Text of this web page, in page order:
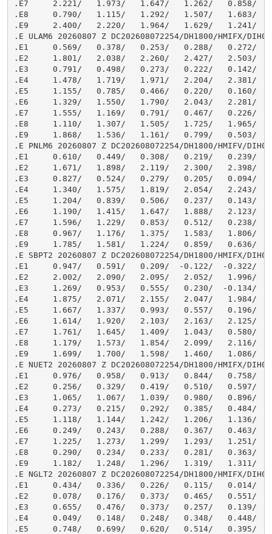
/   1.067/   1.039/   0.980/   0.896/   0.798/   0.691/   0.679/   0.560/   0.442/   0.343/   0.282
.E4     0.273/   0.215/   0.292/   0.385/   0.484/   0.583/   0.684/   0.783/   0.875/   0.955/   1.021/   1.075
.E5     1.118/   1.144/   1.242/   1.206/   1.136/   1.042/   0.933/   0.814/   0.685/   0.549/   0.417/   0.311
.E6     0.249/   0.243/   0.288/   0.367/   0.463/   0.570/   0.680/   0.693/   0.802/   0.901/   0.988/   1.062
.E7     1.225/   1.273/   1.299/   1.293/   1.251/   1.176/   1.075/   0.956/   0.823/   0.679/   0.531/   0.395
.E8     0.290/   0.234/   0.233/   0.281/   0.363/   0.464/   0.476/   0.592/   0.706/   0.815/   0.915/   1.104
.E9     1.182/   1.248/   1.296/   1.319/   1.311/   1.268/
.E NGLT2 20260807 Z DC202608072254/DH1800/HMIFX/DIH01
.E1     0.434/   0.336/   0.226/   0.115/   0.014/  -0.077/  -0.149/  -0.196/  -0.206/  -0.177/  -0.111/  -0.021
.E2     0.078/   0.176/   0.373/   0.465/   0.551/   0.624/   0.678/   0.712/   0.730/   0.736/   0.729/   0.705
.E3     0.655/   0.476/   0.373/   0.257/   0.139/   0.029/  -0.071/  -0.053/  -0.108/  -0.125/  -0.100/  -0.038
.E4     0.049/   0.148/   0.248/   0.348/   0.448/   0.541/   0.622/   0.684/   0.727/   0.753/   0.767/   0.768
.E5     0.748/   0.699/   0.620/   0.514/   0.395/   0.271/   0.153/   0.043/  -0.049/  -0.113/  -0.136/  -0.116
.E6    -0.057/   0.027/   0.124/   0.225/   0.329/   0.433/   0.531/   0.617/   0.683/   0.731/   0.764/   0.786
.E7     0.793/   0.778/   0.732/   0.653/   0.547/   0.426/   0.300/   0.177/   0.060/  -0.038/  -0.106/  -0.132
.E8    -0.113/  -0.056/   0.027/   0.123/   0.223/   0.326/   0.429/   0.526/   0.609/   0.674/   0.721/   0.756
.E9     0.781/   0.792/   0.781/   0.738/   0.663/   0.561/
.E PORT2 20260807 Z DC202608072254/DH1800/HMIFV/DIH01
.E1     1.020/   0.698/   0.459/   0.498/   0.000/  -0.137/  -0.197/  -0.165/  -0.050/   0.122/   0.324/   0.538
.E2     0.740/   0.903/   1.021/   1.106/   1.167/   1.195/   1.207/   1.216/   1.220/   1.207/   1.174/   1.124
.E3     1.046/   0.915/   0.722/   0.493/   0.258/   0.044/  -0.114/  -0.182/  -0.150/  -0.041/   0.122/   0.332
.E4     0.563/   0.774/   0.936/   1.055/   1.141/   1.195/   1.221/   1.239/   1.255/   1.258/   1.240/   1.214
.E5     1.179/   1.104/   0.960/   0.754/   0.512/   0.259/   0.028/  -0.135/  -0.202/  -0.176/  -0.075/   0.096
.E6     0.324/   0.567/   0.778/   0.940/   1.060/   1.141/   1.185/   1.211/   1.235/   1.251/   1.251/   1.246
.E7     1.244/   1.225/   1.150/   1.004/   0.794/   0.542/   0.276/   0.041/  -0.119/  -0.190/  -0.171/  -0.066
.E8     0.119/   0.356/   0.594/   0.797/   0.951/   1.055/   1.114/   1.146/   1.167/   1.184/   1.194/   1.206
.E9     1.226/   1.247/   1.139/   1.073/   0.934/   0.725/
.E MGPT2 20260807 Z DC202608072254/DH1800/HMIFV/DIH01
.E1     1.348/   1.190/   1.020/   0.839/   0.649/   0.429/   0.210/   0.016/  -0.131/  -0.208/  -0.184/  -0.047
.E2     0.168/   0.537/   0.843/   1.143/   1.395/   1.490/   1.622/   1.688/   1.706/   1.685/   1.640/   1.590
.E3     1.527/   1.437/   1.324/   1.180/   0.987/   0.762/   0.521/   0.270/   0.042/  -0.130/  -0.229/  -0.128
.E4    -0.013/   0.195/   0.472/   0.790/   1.097/   1.365/   1.583/   1.729/   1.807/   1.842/   1.837/   1.797
.E5     1.749/   1.694/   1.616/   1.511/   1.365/   1.169/   0.937/   0.673/   0.393/   0.144/   0.051/  -0.076
.E6    -0.099/   0.008/   0.220/   0.504/   0.829/   1.148/   1.430/   1.653/   1.802/   1.892/   1.842/   1.840
.E7     1.803/   1.770/   1.736/   1.676/   1.583/   1.447/   1.256/   1.013/   0.730/   0.435/   0.174/  -0.044
.E8    -0.195/  -0.224/  -0.112/   0.101/   0.387/   0.717/   1.036/   1.309/   1.519/   1.661/   1.751/   1.792
.E9     1.779/   1.751/   1.740/   1.724/   1.681/   1.612/
.E RLIT2 20260807 Z DC202608072254/DH1800/HMIFV/DIH01
.E1     0.754/   0.708/   0.655/   0.580/   0.501/   0.422/   0.346/   0.275/